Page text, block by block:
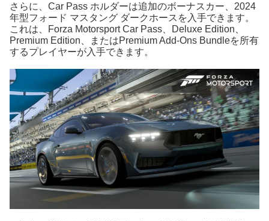
さらに、Car Pass ホルダーは追加のボーナスカー、2024
年型フォード マスタング ダークホースを入手できます。
これは、Forza Motorsport Car Pass、Deluxe Edition、
Premium Edition、またはPremium Add-Ons Bundleを所有
するプレイヤーが入手できます。